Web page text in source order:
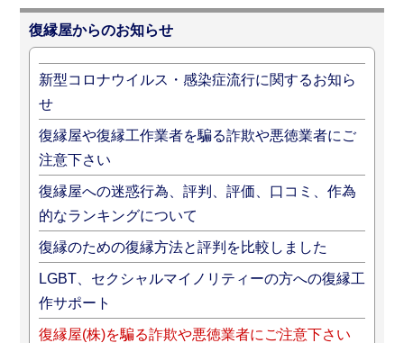
復縁屋からのお知らせ
新型コロナウイルス・感染症流行に関するお知ら
せ
復縁屋や復縁工作業者を騙る詐欺や悪徳業者にご
注意下さい
復縁屋への迷惑行為、評判、評価、口コミ、作為
的なランキングについて
復縁のための復縁方法と評判を比較しました
LGBT、セクシャルマイノリティーの方への復縁工
作サポート
復縁屋(株)を騙る詐欺や悪徳業者にご注意下さい